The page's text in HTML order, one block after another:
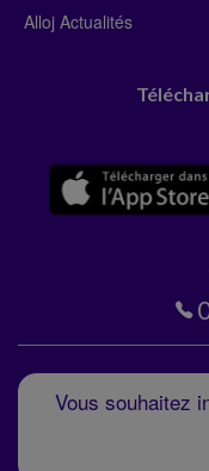
Alloj Actualités
Vous souhaitez